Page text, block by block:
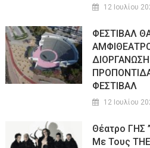
12 Ιουλίου
ΦΕΣΤΙΒΑΛ
ΦΕΣΤΙΒΑΛ
12 Ιουλίου
Θέατρο ΓΗΣ
Με Τους